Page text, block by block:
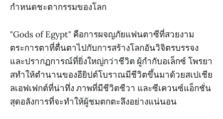
กำหนดชะตากรรมของโลก
"Gods of Egypt" คือการผจญภัยแฟนตาซีที่สวยงาม
ตระการตาที่ตื่นตาไปกับการสร้างโลกอันวิจิตรบรรจง
และปรากฏการณ์ที่ยิ่งใหญ่กว่าชีวิต ผู้กำกับอเล็กซ์ โพรยา
สทำให้ตำนานของอียิปต์โบราณมีชีวิตขึ้นมาด้วยสเปเชีย
ลเอฟเฟกต์ที่น่าทึ่ง ภาพที่มีชีวิตชีวา และซีเควนซ์แอ็กชั่น
สุดอลังการที่จะทำให้ผู้ชมตกตะลึงอย่างแน่นอน